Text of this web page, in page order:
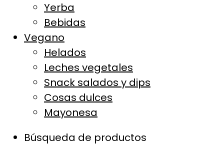
Yerba
Bebidas
Vegano
Helados
Leches vegetales
Snack salados y dips
Cosas dulces
Mayonesa
Búsqueda de productos